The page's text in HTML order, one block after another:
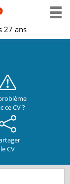
27 ans
ce CV ?
le CV